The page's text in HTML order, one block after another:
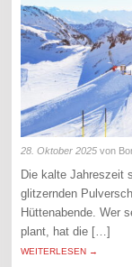
28. Oktober 2025 von
Die kalte Jahreszeit
glitzernden
Hüttenabende. Wer
plant, hat die […]
WEITERLESEN →